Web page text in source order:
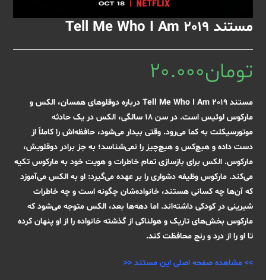
مستند Tell Me Who I Am 2019
تومان20.000
مستند Tell Me Who I Am 2019 درباره دوقلوهای همسان، الکس و
مارکوس لوئیس است. در سن ۱۸ سالگی، الکس در یک حادثه
موتورسیکلت به کما می‌رود. وقتی بیدار می‌شود، حافظه‌اش را کاملاً از
دست داده و هیچ‌کس و هیچ‌چیز را نمی‌شناسد؛ به جز برادر دوقلویش،
مارکوس. الکس برای بازسازی تمام خاطرات و هویت خود به مارکوس تکیه
می‌کند. مارکوس وظیفه دشواری را بر عهده می‌گیرد: او به الکس می‌آموزد
که آن‌ها چه کسانی هستند، خانواده‌شان چگونه است و چه خاطرات
شیرینی در کودکی داشته‌اند. اما دهه‌ها بعد، الکس متوجه می‌شود که
مارکوس بخش‌های تاریک و هولناکی از گذشته خانواده را از او پنهان کرده
تا او را از درد و رنج محافظت کند.
>>مشاهده صفحه اصلی این مستند <<